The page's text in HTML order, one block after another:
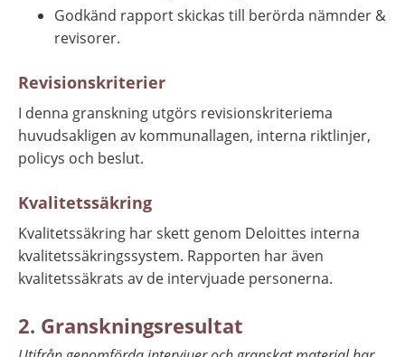
Godkänd rapport skickas till berörda nämnder &
revisorer.
Revisionskriterier
I denna granskning utgörs revisionskriteriema
huvudsakligen av kommunallagen, interna riktlinjer,
policys och beslut.
Kvalitetssäkring
Kvalitetssäkring har skett genom Deloittes interna
kvalitetssäkringssystem. Rapporten har även
kvalitetssäkrats av de intervjuade personerna.
2. Granskningsresultat